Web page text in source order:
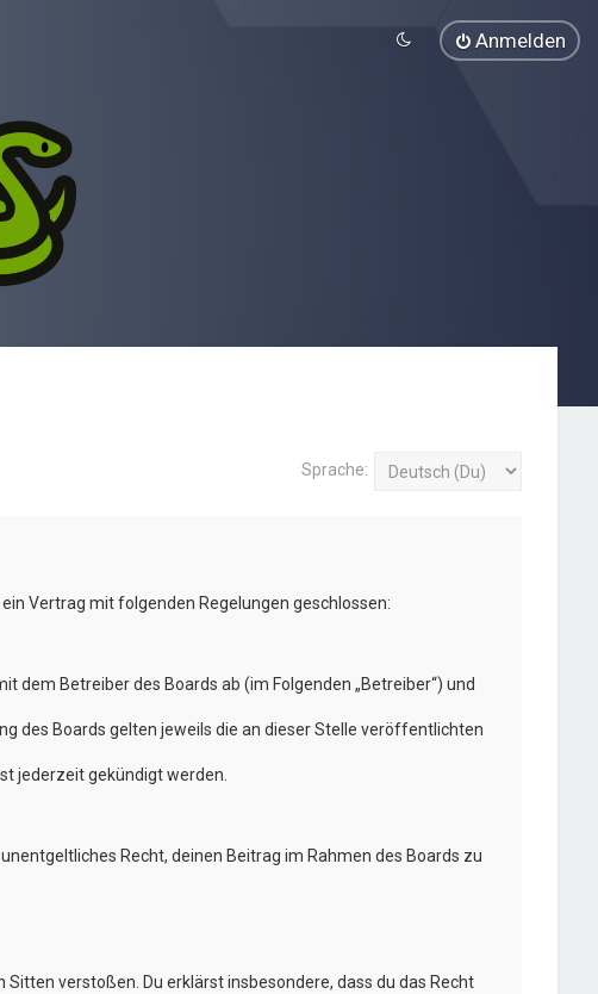
Anmelden
Sprache:
Vertrag mit folgenden Regelungen geschlossen:
dem Betreiber des Boards ab (im Folgenden „Betreiber“) und
des Boards gelten jeweils die an dieser Stelle veröffentlichten
jederzeit gekündigt werden.
Recht, deinen Beitrag im Rahmen des Boards zu
verstoßen. Du erklärst insbesondere, dass du das Recht